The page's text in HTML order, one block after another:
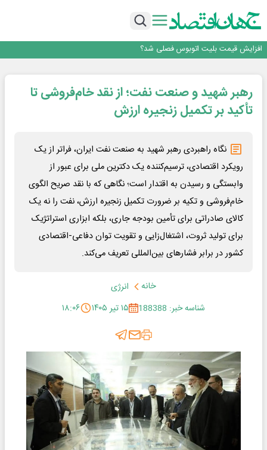
روزنامه ۱۷ مرداد
چرا بدون ثبات ارزی، صنایع بزرگ ایران در بن‌بست باقی می‌مانند
روزنامه ۱۷ مرداد
افزایش قیمت بلیت اتوبوس فصلی شد؟
رهبر شهید و صنعت نفت؛ از نقد خام‌فروشی تا
تأکید بر تکمیل زنجیره ارزش
نگاه راهبردی رهبر شهید به صنعت نفت ایران، فراتر از یک
رویکرد اقتصادی، ترسیم‌کننده‌ یک دکترین ملی برای عبور از
وابستگی و رسیدن به اقتدار است؛ نگاهی که با نقد صریح الگوی
خام‌فروشی و تکیه بر ضرورت تکمیل زنجیره ارزش، نفت را نه یک
کالای صادراتی برای تأمین بودجه جاری، بلکه ابزاری استراتژیک
برای تولید ثروت، اشتغال‌زایی و تقویت توان دفاعی-اقتصادی
کشور در برابر فشارهای بین‌المللی تعریف می‌کند.
خانه
انرژی
شناسه خبر: 188388
۱۵ تیر ۱۴۰۵ ۱۸:۰۶